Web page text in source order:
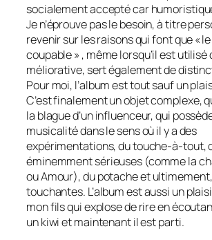
socialement accepté car
Je n’éprouve pas le besoin, à titre
revenir sur les raisons qui font que «
coupable » , même lorsqu’il est utilisé
méliorative, sert également de
Pour moi, l’album est tout sauf un
C’est finalement un objet complexe,
la blague d’un influenceur, qui
musicalité dans le sens où il y a des
expérimentations, du touche-à-tout,
éminemment sérieuses (comme la
ou Amour), du potache et
touchantes. L’album est aussi un
mon fils qui explose de rire en
un kiwi et maintenant il est parti.